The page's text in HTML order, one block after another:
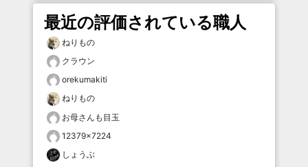
最近の評価されている職人
ねりもの
クラウン
orekumakiti
ねりもの
お母さんも目玉
12379×7224
しょうぶ